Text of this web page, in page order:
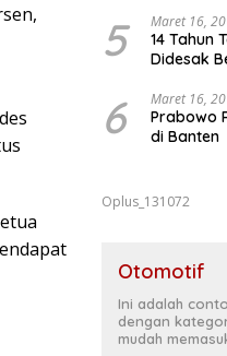
5 Maret 16,
14 Tahun
Didesak
6 Maret 16,
Prabowo
di Banten
Oplus_131072
Otomotif
Ini adalah
dengan
mudah